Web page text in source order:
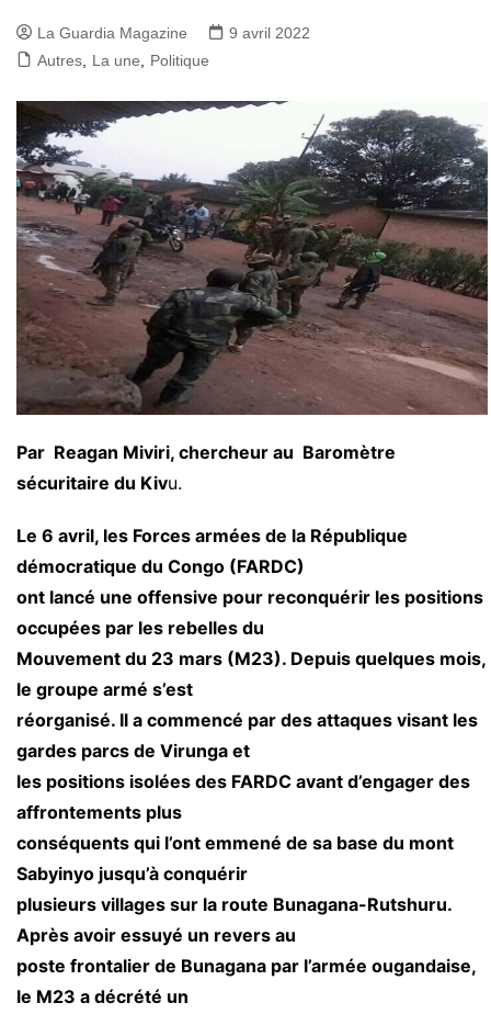
La Guardia Magazine
9 avril 2022
Autres
La une Politique
Par Reagan Miviri, chercheur au Baromètre
sécuritaire du Kivu.
Le 6 avril, les Forces armées de la République
démocratique du Congo (FARDC)
ont lancé une offensive pour reconquérir les positions
occupées par les rebelles du
Mouvement du 23 mars (M23). Depuis quelques mois,
le groupe armé s’est
réorganisé. Il a commencé par des attaques visant les
gardes parcs de Virunga et
les positions isolées des FARDC avant d’engager des
affrontements plus
conséquents qui l’ont emmené de sa base du mont
Sabyinyo jusqu’à conquérir
plusieurs villages sur la route Bunagana-Rutshuru.
Après avoir essuyé un revers au
poste frontalier de Bunagana par l’armée ougandaise,
le M23 a décrété un